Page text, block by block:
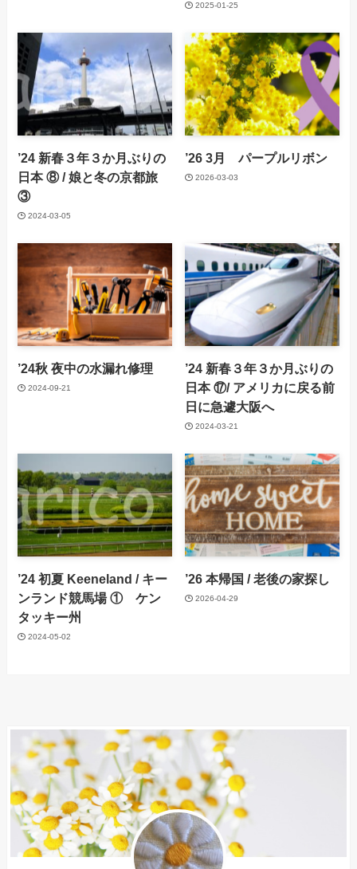
2025-01-25
’24 新春３年３か月ぶりの
日本 ⑧ / 娘と冬の京都旅
③
2024-03-05
’26 3月 パープルリボン
2026-03-03
’24秋 夜中の水漏れ修理
2024-09-21
’24 新春３年３か月ぶりの
日本 ⑰/ アメリカに戻る前
日に急遽大阪へ
2024-03-21
’24 初夏 Keeneland / キー
ンランド競馬場 ① ケン
タッキー州
2024-05-02
’26 本帰国 / 老後の家探し
2026-04-29